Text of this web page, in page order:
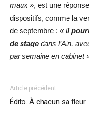
maux », est une
dispositifs, comme la
de septembre : «Il
de stage dans l’Ain,
par semaine en cabinet
Article précédent
Édito. À chacun sa fleur